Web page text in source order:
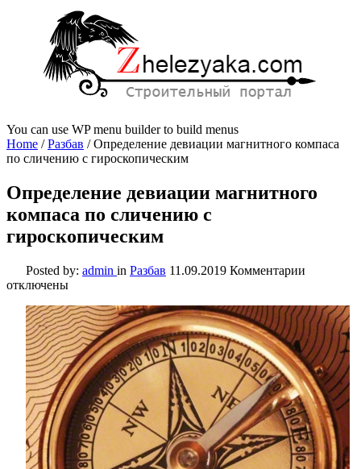
You can use WP menu builder to build menus
Home /Разбав /Определение девиации магнитного компаса
по сличению с гироскопическим
Определение девиации магнитного
компаса по сличению с
гироскопическим
Posted by: admin in Разбав 11.09.2019 Комментарии
девиации
компаса
по
сличению
с
отключены